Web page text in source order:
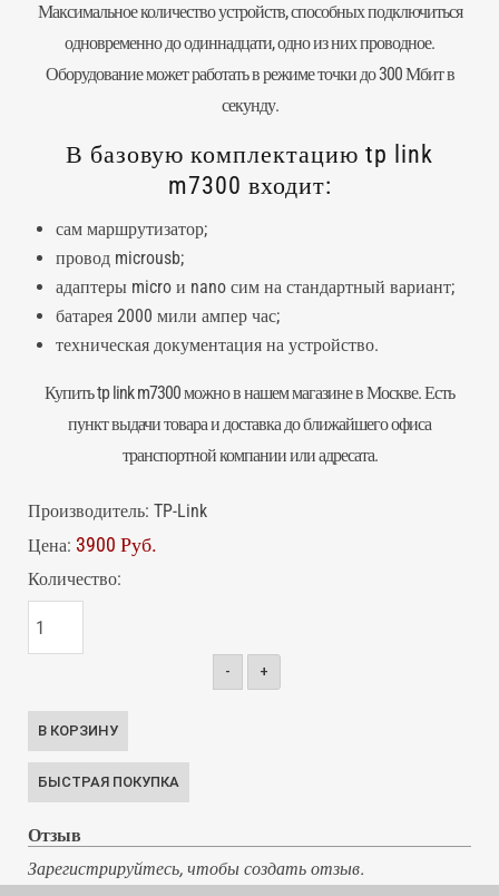
Максимальное количество устройств, способных подключиться
одновременно до одиннадцати, одно из них проводное.
Оборудование может работать в режиме точки до 300 Мбит в
секунду.
В базовую комплектацию tp link
m7300 входит:
сам маршрутизатор;
провод microusb;
адаптеры micro и nano сим на стандартный вариант;
батарея 2000 мили ампер час;
техническая документация на устройство.
Купить tp link m7300 можно в нашем магазине в Москве. Есть
пункт выдачи товара и доставка до ближайшего офиса
транспортной компании или адресата.
Производитель: TP-Link
Цена: 3900 Руб.
Количество:
- +
Отзыв
Зарегистрируйтесь, чтобы создать отзыв.